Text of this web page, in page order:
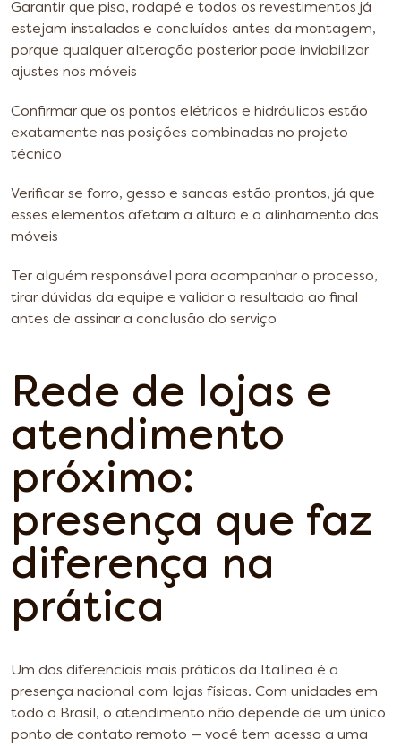
Garantir que piso, rodapé e todos os revestimentos já
estejam instalados e concluídos antes da montagem,
porque qualquer alteração posterior pode inviabilizar
ajustes nos móveis
Confirmar que os pontos elétricos e hidráulicos estão
exatamente nas posições combinadas no projeto
técnico
Verificar se forro, gesso e sancas estão prontos, já que
esses elementos afetam a altura e o alinhamento dos
móveis
Ter alguém responsável para acompanhar o processo,
tirar dúvidas da equipe e validar o resultado ao final
antes de assinar a conclusão do serviço
Rede de lojas e
atendimento
próximo:
presença que faz
diferença na
prática
Um dos diferenciais mais práticos da Italínea é a
presença nacional com lojas físicas. Com unidades em
todo o Brasil, o atendimento não depende de um único
ponto de contato remoto — você tem acesso a uma